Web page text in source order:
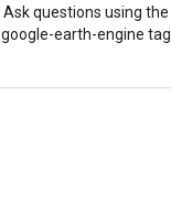
Ask questions using the
google-earth-engine tag